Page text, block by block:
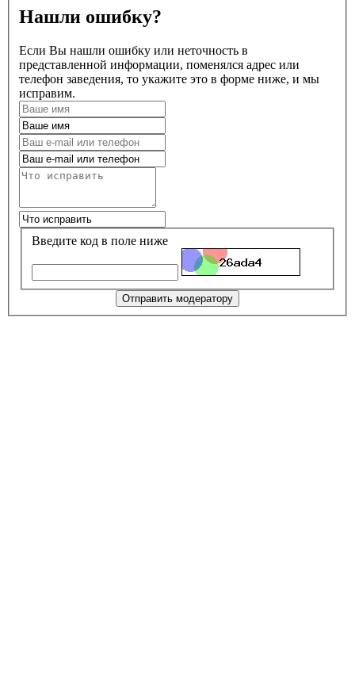
Нашли ошибку?
Если Вы нашли ошибку или неточность в
представленной информации, поменялся адрес или
телефон заведения, то укажите это в форме ниже, и мы
исправим.
Введите код в поле ниже
Отправить модератору